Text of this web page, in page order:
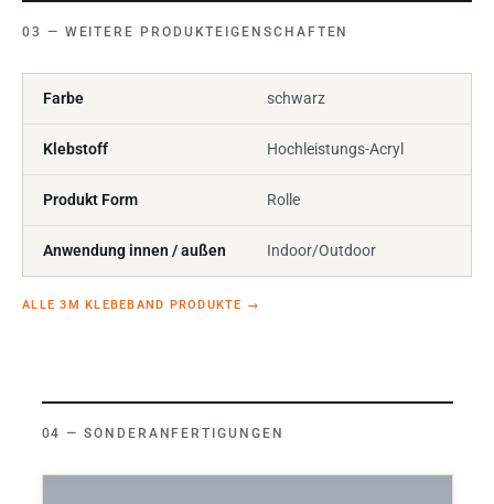
WEITERE PRODUKTEIGENSCHAFTEN
Farbe schwarz
Klebstoff Hochleistungs-Acryl
Produkt Form Rolle
Anwendung innen / außen Indoor/Outdoor
ALLE 3M KLEBEBAND PRODUKTE →
SONDERANFERTIGUNGEN